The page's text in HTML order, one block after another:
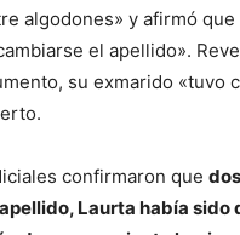
algodones» y afirmó
el apellido».
su exmarido «tuvo
confirmaron que
Laurta había sido